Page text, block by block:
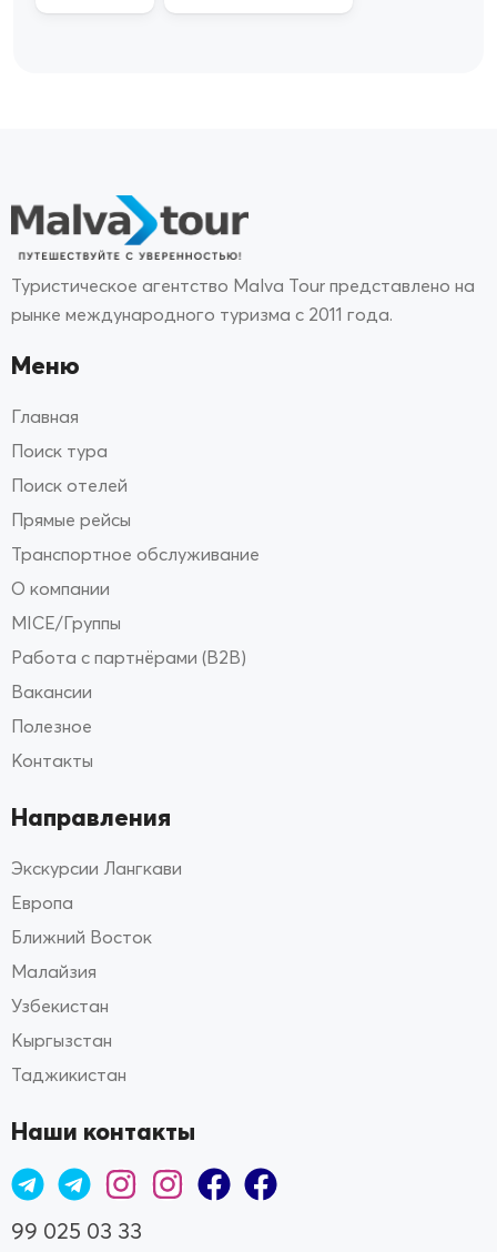
Туристическое агентство Malva Tour представлено на
рынке международного туризма с 2011 года.
Меню
Главная
Поиск тура
Поиск отелей
Прямые рейсы
Транспортное обслуживание
О компании
MICE/Группы
Работа с партнёрами (B2B)
Вакансии
Полезное
Контакты
Направления
Экскурсии Лангкави
Европа
Ближний Восток
Малайзия
Узбекистан
Кыргызстан
Таджикистан
Наши контакты
99 025 03 33